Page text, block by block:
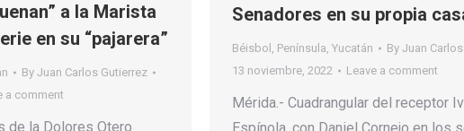
a la Marista
en su “pajarera”
By Juan Carlos Gutierrez
a comment
de la Dolores Otero
Senadores en su propia
Béisbol , Península, Yucatán By Juan
13 noviembre, 2022
Leave a comment
Mérida.- Cuadrangular del receptor